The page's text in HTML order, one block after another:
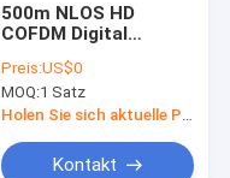
500m NLOS HD
COFDM Digital
Videoübermittler für
öffentliche
Sicherheit
Preis:US$0
MOQ:1 Satz
Kontakt